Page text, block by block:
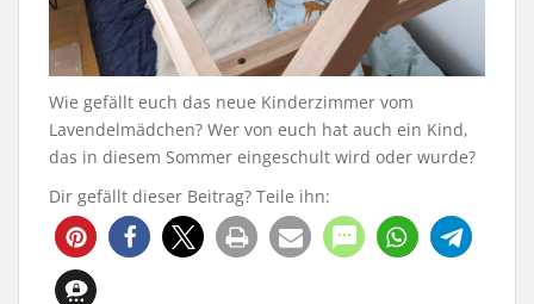
Wie gefällt euch das neue Kinderzimmer vom
Lavendelmädchen? Wer von euch hat auch ein Kind,
das in diesem Sommer eingeschult wird oder wurde?
Dir gefällt dieser Beitrag? Teile ihn:
219 30